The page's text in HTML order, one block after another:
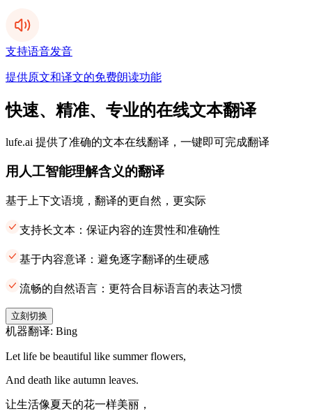
支持语音发音
提供原文和译文的免费朗读功能
快速、精准、专业的在线文本翻译
lufe.ai 提供了准确的文本在线翻译，一键即可完成翻译
用人工智能理解含义的翻译
基于上下文语境，翻译的更自然，更实际
支持长文本：保证内容的连贯性和准确性
基于内容意译：避免逐字翻译的生硬感
流畅的自然语言：更符合目标语言的表达习惯
立刻切换
机器翻译: Bing
Let life be beautiful like summer flowers,
And death like autumn leaves.
让生活像夏天的花一样美丽，